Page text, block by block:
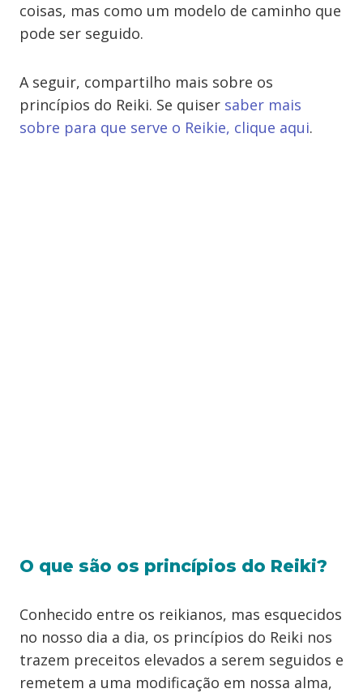
coisas, mas como um modelo de caminho que
pode ser seguido.
A seguir, compartilho mais sobre os
princípios do Reiki. Se quiser saber mais
sobre para que serve o Reikie, clique aqui.
O que são os princípios do Reiki?
Conhecido entre os reikianos, mas esquecidos
no nosso dia a dia, os princípios do Reiki nos
trazem preceitos elevados a serem seguidos e
remetem a uma modificação em nossa alma,